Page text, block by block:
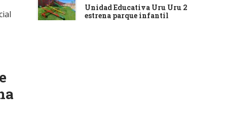
Unidad Educativa Uru Uru 2
estrena parque infantil